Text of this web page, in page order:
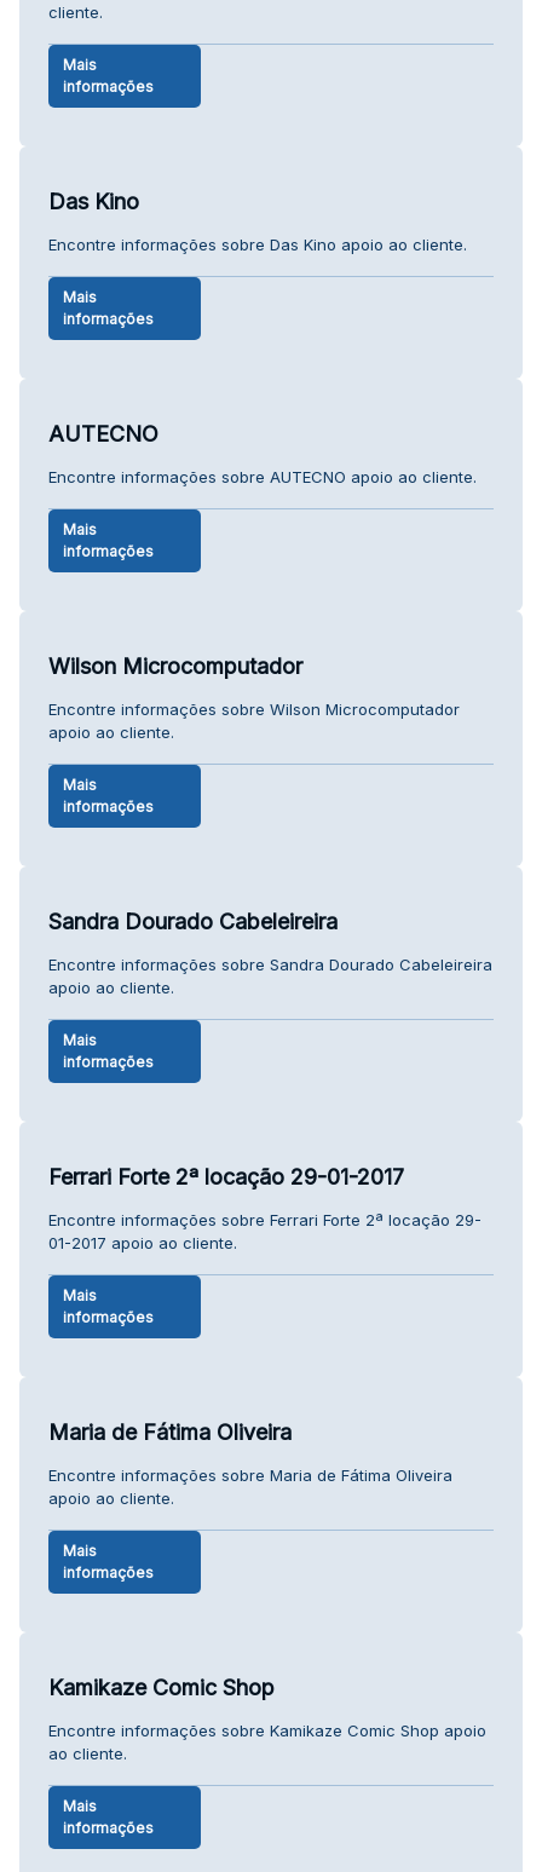
cliente.
Mais
informações
Das Kino
Encontre informações sobre Das Kino apoio ao cliente.
Mais
informações
AUTECNO
Encontre informações sobre AUTECNO apoio ao cliente.
Mais
informações
Wilson Microcomputador
Encontre informações sobre Wilson Microcomputador
apoio ao cliente.
Mais
informações
Sandra Dourado Cabeleireira
Encontre informações sobre Sandra Dourado Cabeleireira
apoio ao cliente.
Mais
informações
Ferrari Forte 2ª locação 29-01-2017
Encontre informações sobre Ferrari Forte 2ª locação 29-
01-2017 apoio ao cliente.
Mais
informações
Maria de Fátima Oliveira
Encontre informações sobre Maria de Fátima Oliveira
apoio ao cliente.
Mais
informações
Kamikaze Comic Shop
Encontre informações sobre Kamikaze Comic Shop apoio
ao cliente.
Mais
informações